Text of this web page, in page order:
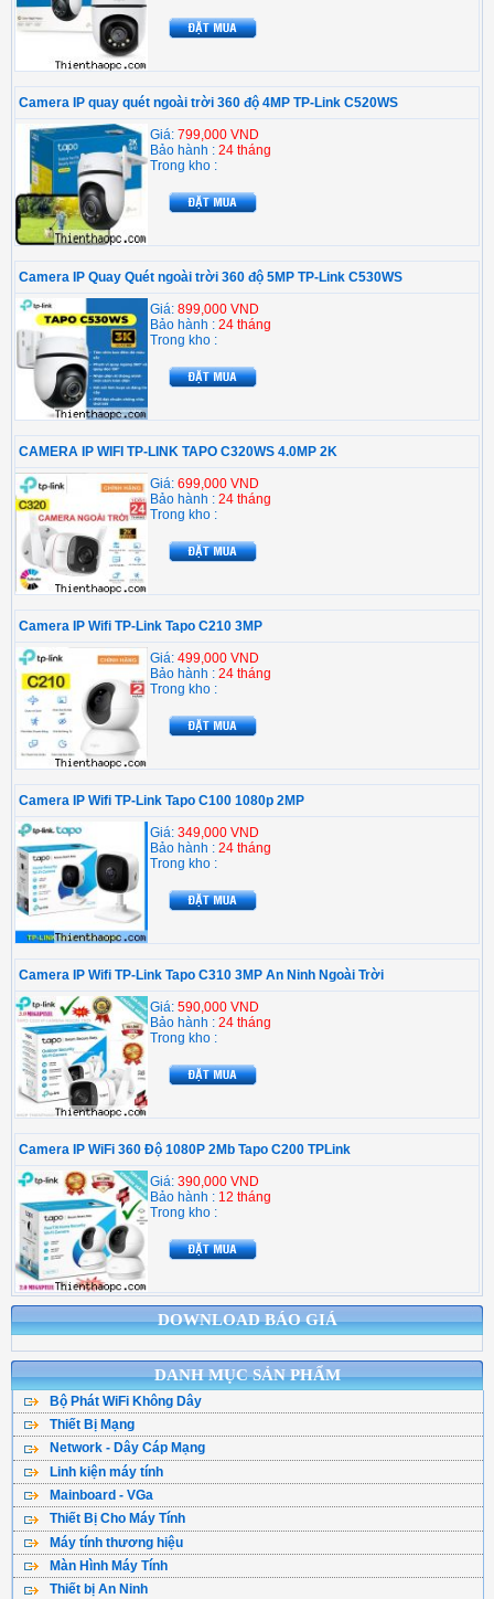
DOWNLOAD BÁO GIÁ
DANH MỤC SẢN PHẨM
Bộ Phát WiFi Không Dây
Bộ Phát WiFi TPLink
WiFi Tenda - DLink
WiFi Totolink - Hik
WiFi Mercusys
WiFi Asus
Wifi Ruijie
Draytek Vigo
Thiết Bị Mạng
WiFi Mesh
WiFi Gắn Trần
Kích Sóng WiFi
WiFi Router 4G
Thu WiFi-Cạc Mạng
Switch Lan 100
Network - Dây Cáp Mạng
Cáp Mạng ( Cuộn )
Cân Bằng Tải
Hạt Bấm Mạng
Patch Panel
Vật Tư Thoại
Linh kiện máy tính
CPU - Bộ vi xử lý
Ổ Cứng SSD
HDD - Ổ đĩa cứng
Ổ cứng gắn ngoài
Mainboard - VGa
Main Asus
Main Asrock
Main Gigabyte
Thiết Bị Cho Máy Tính
Bàn Phím Máy Tính
Chuột Máy Tính
Tai Nghe
Máy tính thương hiệu
Máy Tính Dell
Máy Tính HP
Màn Hình Máy Tính
Màn Hình Sam Sung
Thiết bị An Ninh
Camera IP quay quét ngoài trời 360 độ 4MP TP-Link C520WS
Giá: 799,000 VND
Bảo hành : 24 tháng
Trong kho :
Camera IP Quay Quét ngoài trời 360 độ 5MP TP-Link C530WS
Giá: 899,000 VND
Bảo hành : 24 tháng
Trong kho :
CAMERA IP WIFI TP-LINK TAPO C320WS 4.0MP 2K
Giá: 699,000 VND
Bảo hành : 24 tháng
Trong kho :
Camera IP Wifi TP-Link Tapo C210 3MP
Giá: 499,000 VND
Bảo hành : 24 tháng
Trong kho :
Camera IP Wifi TP-Link Tapo C100 1080p 2MP
Giá: 349,000 VND
Bảo hành : 24 tháng
Trong kho :
Camera IP Wifi TP-Link Tapo C310 3MP An Ninh Ngoài Trời
Giá: 590,000 VND
Bảo hành : 24 tháng
Trong kho :
Camera IP WiFi 360 Độ 1080P 2Mb Tapo C200 TPLink
Giá: 390,000 VND
Bảo hành : 12 tháng
Trong kho :